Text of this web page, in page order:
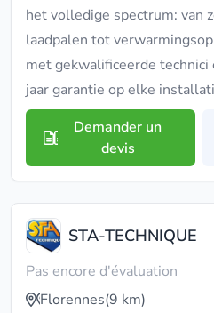
het volledige spectrum: van
laadpalen tot
met gekwalificeerde
jaar garantie op elke
Demander un
devis
STA-TECHNIQUE
Pas encore d'évaluation
Florennes(9 km)